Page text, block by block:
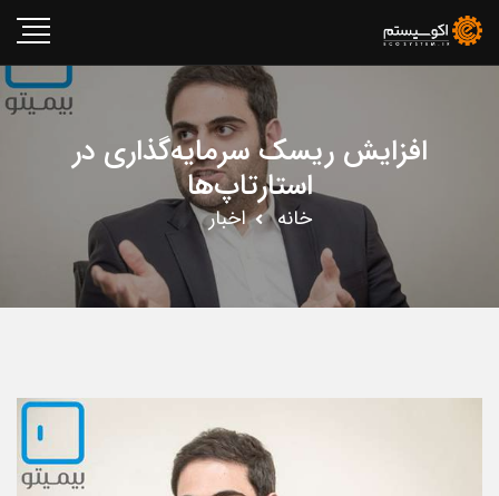
افزایش ریسک سرمایه‌گذاری در
استارتاپ‌ها
خانه اخبار